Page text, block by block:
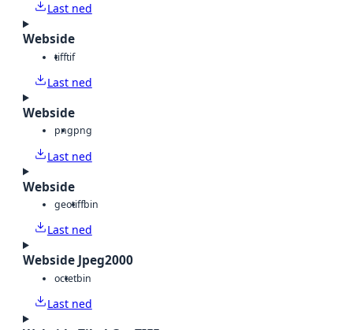
Last ned
Webside
tifftif
Last ned
Webside
pngpng
Last ned
Webside
geotiffbin
Last ned
Webside Jpeg2000
octetbin
Last ned